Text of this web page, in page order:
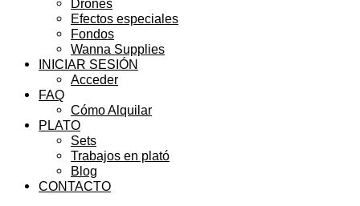
Drones
Efectos especiales
Fondos
Wanna Supplies
INICIAR SESIÓN
Acceder
FAQ
Cómo Alquilar
PLATO
Sets
Trabajos en plató
Blog
CONTACTO